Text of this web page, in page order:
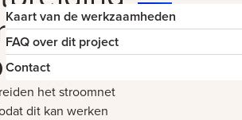
het stroomnet
dit kan werken
Kaart van de werkzaamheden
FAQ over dit project
Contact